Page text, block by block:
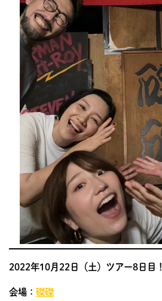
2022年10月22日（土）ツアー8日目！
会場： 磔磔